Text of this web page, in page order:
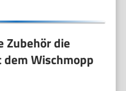
Zubehör die
Wischmopp